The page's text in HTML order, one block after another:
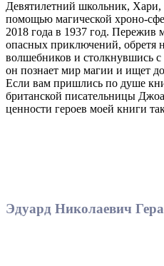
Девятилетний школьник, Хари,
помощью магической хроно-
2018 года в 1937 год.
опасных приключений, обретя
волшебников и столкнувшись
он познает мир магии и ищет
Если вам пришлись по душе
британской писательницы
ценности героев моей книги
Эдуард Николаевич